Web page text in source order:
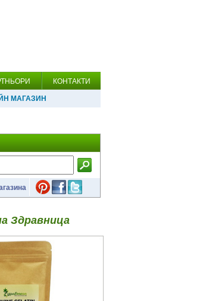
КОНТАКТИ
МАГАЗИН
Здравница